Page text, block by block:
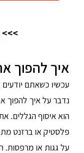
>>>
איך להפוך
עכשיו כשאתם יודעים
נדבר על איך להפוך
הוא איסוף הגללים.
פלסטיק או ברזנט
על גגות או מרפסות.